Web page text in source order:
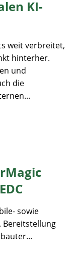
KI-
weit verbreitet,
hinterher​.
und
die
sowie
Bereitstellung